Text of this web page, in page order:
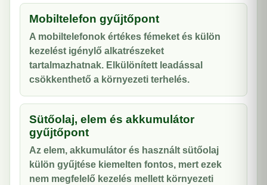
Mobiltelefon gyűjtőpont
A mobiltelefonok értékes fémeket és külön
kezelést igénylő alkatrészeket
tartalmazhatnak. Elkülönített leadással
csökkenthető a környezeti terhelés.
Sütőolaj, elem és akkumulátor
gyűjtőpont
Az elem, akkumulátor és használt sütőolaj
külön gyűjtése kiemelten fontos, mert ezek
nem megfelelő kezelés mellett környezeti